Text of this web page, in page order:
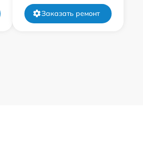
Заказать ремонт